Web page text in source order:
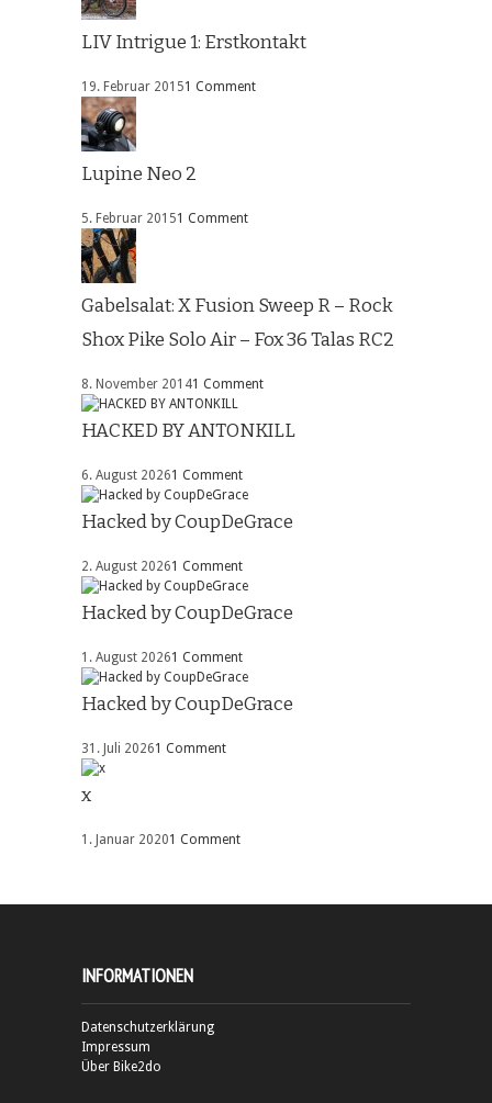
LIV Intrigue 1: Erstkontakt
19. Februar 20151 Comment
Lupine Neo 2
5. Februar 20151 Comment
Gabelsalat: X Fusion Sweep R – Rock
Shox Pike Solo Air – Fox 36 Talas RC2
8. November 20141 Comment
HACKED BY ANTONKILL
6. August 20261 Comment
Hacked by CoupDeGrace
2. August 20261 Comment
Hacked by CoupDeGrace
1. August 20261 Comment
Hacked by CoupDeGrace
31. Juli 20261 Comment
x
1. Januar 20201 Comment
INFORMATIONEN
Datenschutzerklärung
Impressum
Über Bike2do